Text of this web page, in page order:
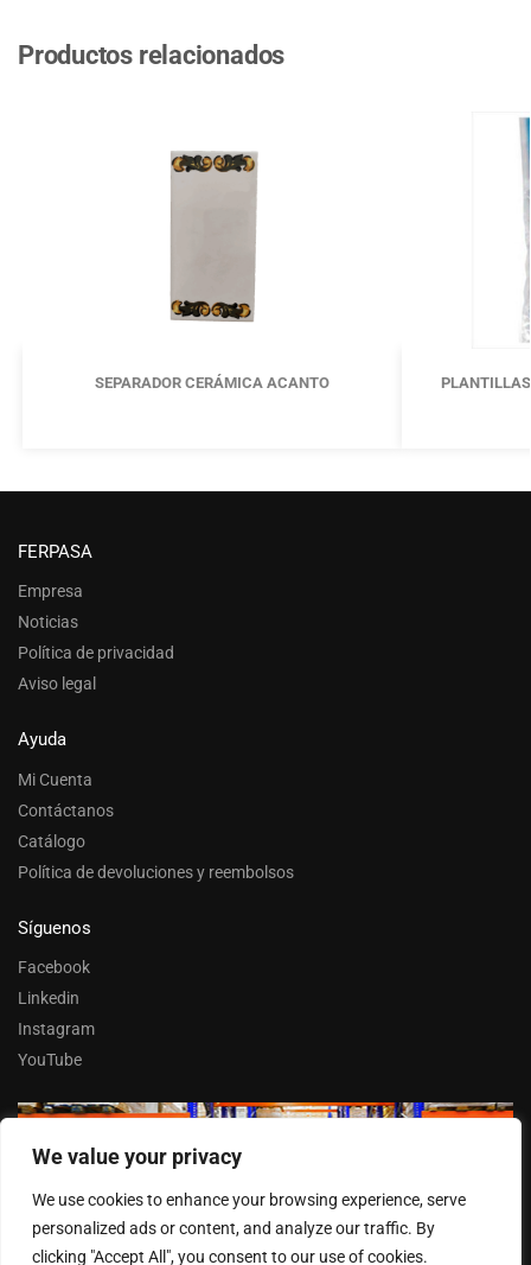
We value your privacy
We use cookies to enhance your browsing experience, serve
personalized ads or content, and analyze our traffic. By
clicking "Accept All", you consent to our use of cookies.
Productos relacionados
SEPARADOR CERÁMICA ACANTO
FERPASA
Empresa
Noticias
Política de privacidad
Aviso legal
Ayuda
Mi Cuenta
Contáctanos
Catálogo
Política de devoluciones y reembolsos
Síguenos
Facebook
Linkedin
Instagram
YouTube
Trabaja con nosotros
Entrar